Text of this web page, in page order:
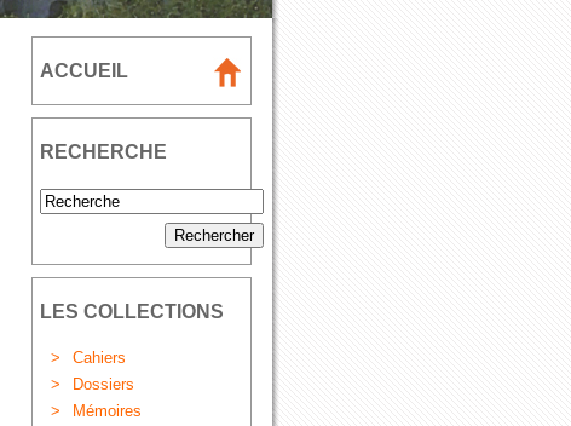
ACCUEIL
RECHERCHE
LES COLLECTIONS
>
Cahiers
>
Dossiers
>
Mémoires